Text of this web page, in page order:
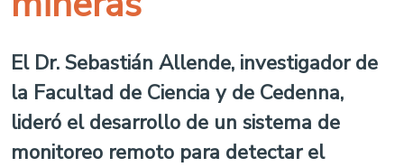
El Dr. Sebastián Allende, investigador de
la Facultad de Ciencia y de Cedenna,
lideró el desarrollo de un sistema de
monitoreo remoto para detectar el